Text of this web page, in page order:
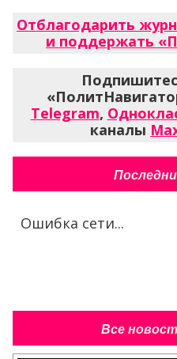
Отблагодарить
и поддержать
Telegram,
каналы
Ошибка сети...
Все